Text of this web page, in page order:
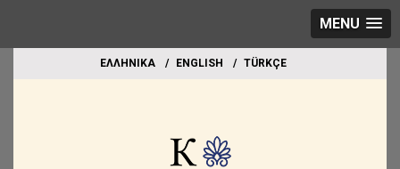
MENU
EΛΛΗΝΙΚΑ ΕΝGLISH TÜRKÇE